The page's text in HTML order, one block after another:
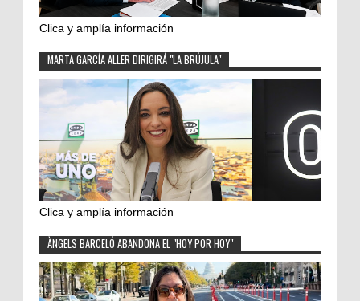
Clica y amplía información
MARTA GARCÍA ALLER DIRIGIRÁ "LA BRÚJULA"
Clica y amplía información
ÀNGELS BARCELÓ ABANDONA EL "HOY POR HOY"